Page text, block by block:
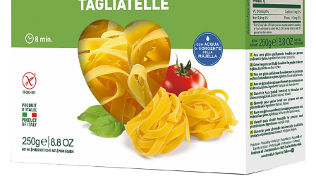
Biscuiți/Fursecuri
Cereale / Fulgi / Musli
Gustări
Bomboane / Acadele / Jeleuri
Băuturi
Ciocolată
Tartinabile